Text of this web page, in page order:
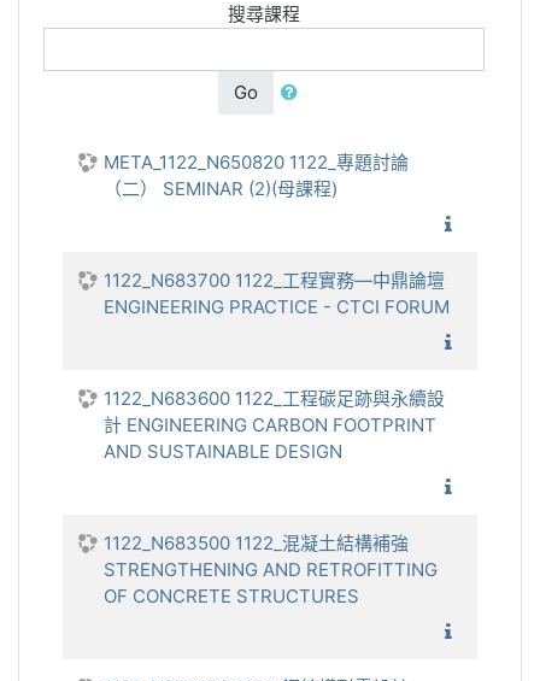
搜尋課程
Go
META_1122_N650820 1122_專題討論
（二） SEMINAR (2)(母課程)
1122_N683700 1122_工程實務—中鼎論壇
ENGINEERING PRACTICE - CTCI FORUM
1122_N683600 1122_工程碳足跡與永續設
計 ENGINEERING CARBON FOOTPRINT
AND SUSTAINABLE DESIGN
1122_N683500 1122_混凝土結構補強
STRENGTHENING AND RETROFITTING
OF CONCRETE STRUCTURES